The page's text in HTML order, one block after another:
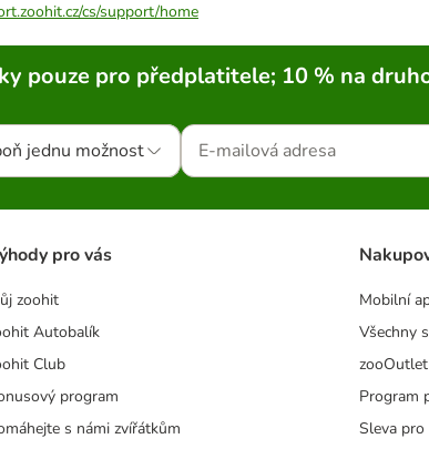
cs/support/home
pouze pro předplatitele; 10 % na
jednu možnost
pro vás
zoohit
Autobalík
Club
program
s námi zvířátkům
Mobilní
Všechny
Program
Sleva